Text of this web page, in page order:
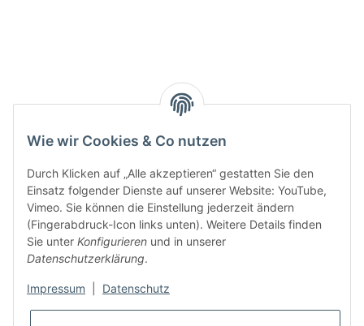
Wie wir Cookies & Co nutzen
Durch Klicken auf „Alle akzeptieren“ gestatten Sie den
Einsatz folgender Dienste auf unserer Website: YouTube,
Vimeo. Sie können die Einstellung jederzeit ändern
(Fingerabdruck-Icon links unten). Weitere Details finden
Sie unter Konfigurieren und in unserer
Datenschutzerklärung.
Impressum Datenschutz